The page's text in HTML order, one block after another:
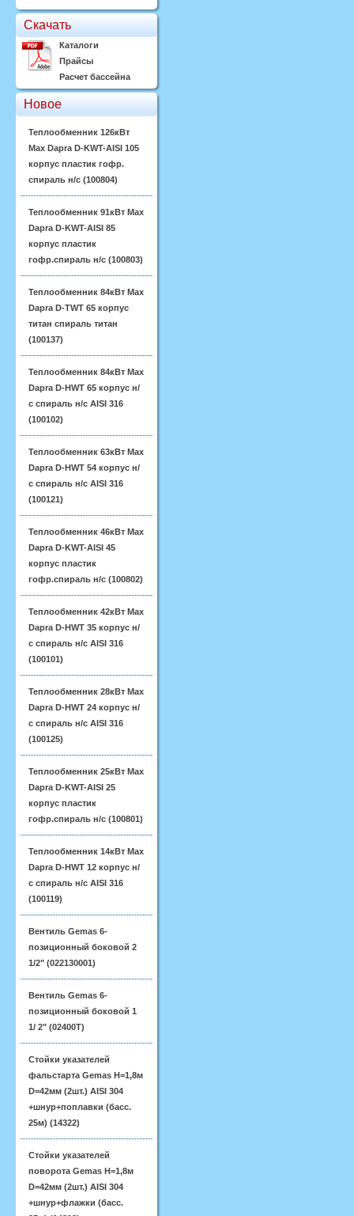
Скачать
Каталоги
Прайсы
Расчет бассейна
Новое
Теплообменник 126кВт
Max Dapra D-KWT-AISI 105
корпус пластик гофр.
спираль н/с (100804)
Теплообменник 91кВт Max
Dapra D-KWT-AISI 85
корпус пластик
гофр.спираль н/с (100803)
Теплообменник 84кВт Max
Dapra D-TWT 65 корпус
титан спираль титан
(100137)
Теплообменник 84кВт Max
Dapra D-HWT 65 корпус н/
с спираль н/с AISI 316
(100102)
Теплообменник 63кВт Max
Dapra D-HWT 54 корпус н/
с спираль н/с AISI 316
(100121)
Теплообменник 46кВт Max
Dapra D-KWT-AISI 45
корпус пластик
гофр.спираль н/с (100802)
Теплообменник 42кВт Max
Dapra D-HWT 35 корпус н/
с спираль н/с AISI 316
(100101)
Теплообменник 28кВт Max
Dapra D-HWT 24 корпус н/
с спираль н/с AISI 316
(100125)
Теплообменник 25кВт Max
Dapra D-KWT-AISI 25
корпус пластик
гофр.спираль н/с (100801)
Теплообменник 14кВт Max
Dapra D-HWT 12 корпус н/
с спираль н/с AISI 316
(100119)
Вентиль Gemas 6-
позиционный боковой 2
1/2" (022130001)
Вентиль Gemas 6-
позиционный боковой 1
1/ 2" (02400T)
Стойки указателей
фальстарта Gemas H=1,8м
D=42мм (2шт.) AISI 304
+шнур+поплавки (басс.
25м) (14322)
Стойки указателей
поворота Gemas H=1,8м
D=42мм (2шт.) AISI 304
+шнур+флажки (басс.